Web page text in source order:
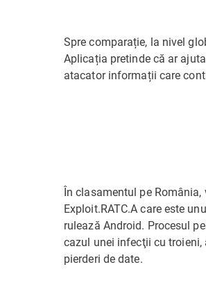
Spre comparație, la nivel
Aplicația pretinde că ar
atacator informații care
În clasamentul pe
Exploit.RATC.A care este
rulează Android. Procesul
cazul unei infecţii cu troieni,
pierderi de date.